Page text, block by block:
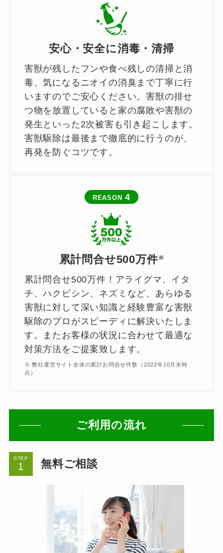
安心・安全に消毒・清掃
害獣が残したフンや食べ残しの清掃と消
毒、気になるニオイの消臭まで丁寧に行
いますのでご安心ください。害獣の排せ
つ物を放置していると家の腐敗や害獣の
発生といった2次被害も引き起こします。
害獣駆除は最後まで徹底的に行うのが、
再発を防ぐコツです。
REASON 4
累計問合せ500万件※
累計問合せ500万件！アライグマ、イタ
チ、ハクビシン、ネズミなど、あらゆる
害獣に対して深い知識と経験豊富な害獣
駆除のプロがスピーディに解決いたしま
す。またお客様の状況に合わせて最適な
対策方法をご提案致します。
※ 弊社運営サイト全体の累計お問合せ件数（2022年10月末時
点）
ご利用の流れ
STEP 無料ご相談